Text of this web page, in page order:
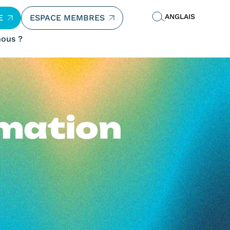
ANGLAIS
?
ESPACE MEMBRES